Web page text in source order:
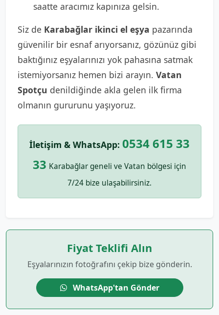
saatte aracımız kapınıza gelsin.
Siz de Karabağlar ikinci el eşya pazarında
güvenilir bir esnaf arıyorsanız, gözünüz gibi
baktığınız eşyalarınızı yok pahasına satmak
istemiyorsanız hemen bizi arayın. Vatan
Spotçu denildiğinde akla gelen ilk firma
olmanın gururunu yaşıyoruz.
İletişim & WhatsApp: 0534 615 33
33 Karabağlar geneli ve Vatan bölgesi için
7/24 bize ulaşabilirsiniz.
Fiyat Teklifi Alın
Eşyalarınızın fotoğrafını çekip bize gönderin.
WhatsApp'tan Gönder